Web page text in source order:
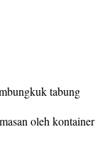
tabung
oleh kontainer